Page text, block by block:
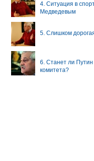
4. Ситуация в
Медведевым
5. Слишком
6. Станет ли
комитета?